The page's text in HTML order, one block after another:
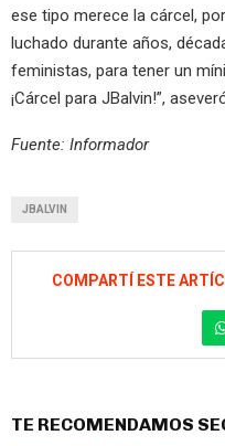
ese tipo merece la cárcel,
luchado durante años,
feministas, para tener un
¡Cárcel para JBalvin!”,
Fuente: Informador
JBALVIN
COMPARTÍ ESTE
TE RECOMENDAMOS